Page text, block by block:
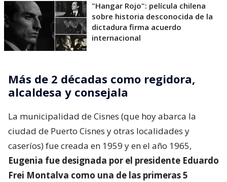
"Hangar Rojo": película chilena
sobre historia desconocida de la
dictadura firma acuerdo
internacional
Más de 2 décadas como regidora,
alcaldesa y consejala
La municipalidad de Cisnes (que hoy abarca la
ciudad de Puerto Cisnes y otras localidades y
caseríos) fue creada en 1959 y en el año 1965,
Eugenia fue designada por el presidente Eduardo
Frei Montalva como una de las primeras 5